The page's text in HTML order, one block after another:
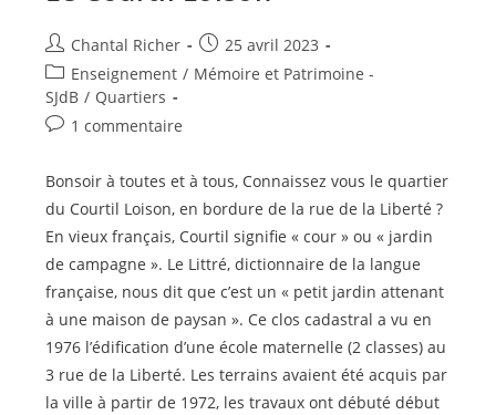
Auteur/autrice
de
la
publication :
Chantal Richer
Publication
publiée :
25 avril 2023
Post
category:
Enseignement / Mémoire et Patrimoine -
SJdB / Quartiers
Commentaires
la
1 commentaire
Bonsoir à toutes et à tous, Connaissez vous le quartier
du Courtil Loison, en bordure de la rue de la Liberté ?
En vieux français, Courtil signifie « cour » ou « jardin
de campagne ». Le Littré, dictionnaire de la langue
française, nous dit que c’est un « petit jardin attenant
à une maison de paysan ». Ce clos cadastral a vu en
1976 l’édification d’une école maternelle (2 classes) au
3 rue de la Liberté. Les terrains avaient été acquis par
la ville à partir de 1972, les travaux ont débuté début